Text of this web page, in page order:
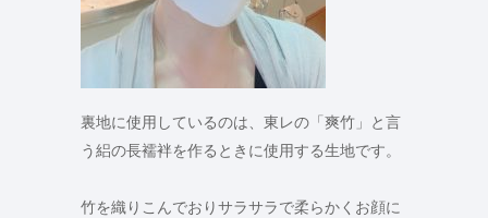
裏地に使用しているのは、東レの「爽竹」と言
う絽の長襦袢を作るときに使用する生地です。
竹を織りこんでおりサラサラで柔らかくお顔に